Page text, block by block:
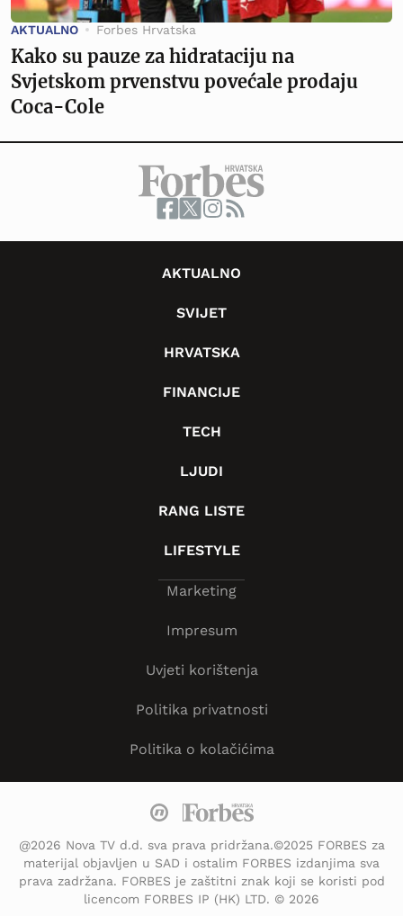
AKTUALNO Forbes Hrvatska
Kako su pauze za hidrataciju na
Svjetskom prvenstvu povećale prodaju
Coca-Cole
AKTUALNO
SVIJET
HRVATSKA
FINANCIJE
TECH
LJUDI
RANG LISTE
LIFESTYLE
Marketing
Impresum
Uvjeti korištenja
Politika privatnosti
Politika o kolačićima
@2026 Nova TV d.d. sva prava pridržana.©2025 FORBES za
materijal objavljen u SAD i ostalim FORBES izdanjima sva
prava zadržana. FORBES je zaštitni znak koji se koristi pod
licencom FORBES IP (HK) LTD. © 2026